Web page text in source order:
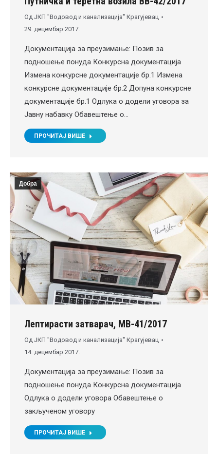
Од ЈКП "Водовод и канализација" Крагујевац
29. децембар 2017.
Документација за преузимање: Позив за
подношење понуда Конкурсна документација
Измена конкурсне документације бр.1 Измена
конкурсне документације бр.2 Допуна конкурсне
документације бр.1 Одлука о додели уговора за
Јавну набавку Обавештење о…
ПРОЧИТАЈ ВИШЕ
Добра
Лептирасти затварач, МВ-41/2017
Од ЈКП "Водовод и канализација" Крагујевац
14. децембар 2017.
Документација за преузимање: Позив за
подношење понуда Конкурсна документација
Одлука о додели уговора Обавештење о
закљученом уговору
ПРОЧИТАЈ ВИШЕ